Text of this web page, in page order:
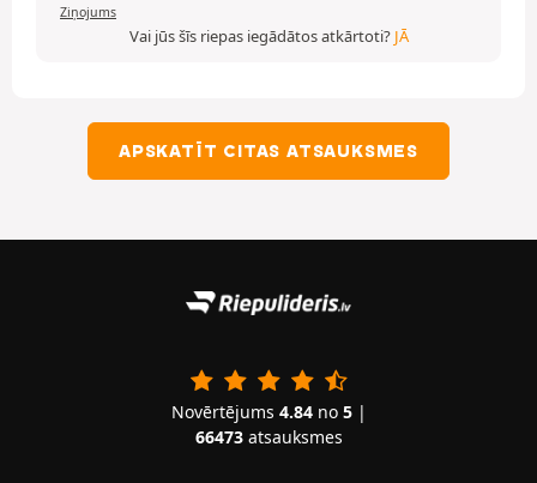
Ziņojums
Vai jūs šīs riepas iegādātos atkārtoti? JĀ
APSKATĪT CITAS ATSAUKSMES
Novērtējums 4.84no 5|
66473atsauksmes